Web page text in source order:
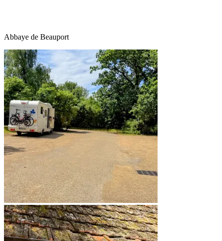
Abbaye de Beauport